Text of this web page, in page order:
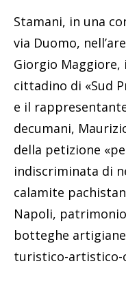
Stamani, in una
via Duomo,
Giorgio Maggiore,
cittadino di «Sud
e il
decumani,
della petizione
indiscriminata di
calamite
Napoli,
botteghe
turistico-artistico-